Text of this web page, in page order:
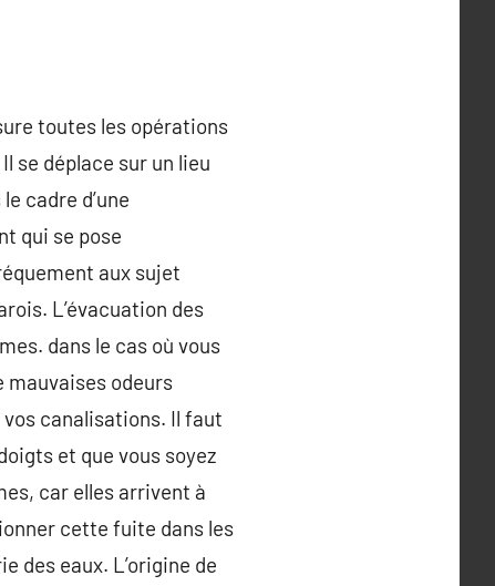
toutes les opérations
se déplace sur un lieu
cadre d’une
qui se pose
aux sujet
L’évacuation des
dans le cas où vous
mauvaises odeurs
vos canalisations. Il faut
et que vous soyez
car elles arrivent à
cette fuite dans les
des eaux. L’origine de